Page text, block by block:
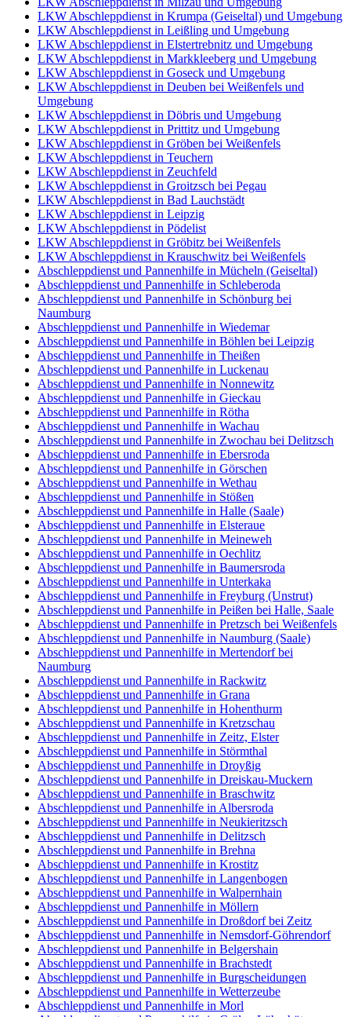
LKW Abschleppdienst in Krumpa (Geiseltal) und Umgebung
LKW Abschleppdienst in Leißling und Umgebung
LKW Abschleppdienst in Elstertrebnitz und Umgebung
LKW Abschleppdienst in Markkleeberg und Umgebung
LKW Abschleppdienst in Goseck und Umgebung
LKW Abschleppdienst in Deuben bei Weißenfels und
Umgebung
LKW Abschleppdienst in Döbris und Umgebung
LKW Abschleppdienst in Prittitz und Umgebung
LKW Abschleppdienst in Gröben bei Weißenfels
LKW Abschleppdienst in Teuchern
LKW Abschleppdienst in Zeuchfeld
LKW Abschleppdienst in Groitzsch bei Pegau
LKW Abschleppdienst in Bad Lauchstädt
LKW Abschleppdienst in Leipzig
LKW Abschleppdienst in Pödelist
LKW Abschleppdienst in Gröbitz bei Weißenfels
LKW Abschleppdienst in Krauschwitz bei Weißenfels
Abschleppdienst und Pannenhilfe in Mücheln (Geiseltal)
Abschleppdienst und Pannenhilfe in Schleberoda
Abschleppdienst und Pannenhilfe in Schönburg bei
Naumburg
Abschleppdienst und Pannenhilfe in Wiedemar
Abschleppdienst und Pannenhilfe in Böhlen bei Leipzig
Abschleppdienst und Pannenhilfe in Theißen
Abschleppdienst und Pannenhilfe in Luckenau
Abschleppdienst und Pannenhilfe in Nonnewitz
Abschleppdienst und Pannenhilfe in Gieckau
Abschleppdienst und Pannenhilfe in Rötha
Abschleppdienst und Pannenhilfe in Wachau
Abschleppdienst und Pannenhilfe in Zwochau bei Delitzsch
Abschleppdienst und Pannenhilfe in Ebersroda
Abschleppdienst und Pannenhilfe in Görschen
Abschleppdienst und Pannenhilfe in Wethau
Abschleppdienst und Pannenhilfe in Stößen
Abschleppdienst und Pannenhilfe in Halle (Saale)
Abschleppdienst und Pannenhilfe in Elsteraue
Abschleppdienst und Pannenhilfe in Meineweh
Abschleppdienst und Pannenhilfe in Oechlitz
Abschleppdienst und Pannenhilfe in Baumersroda
Abschleppdienst und Pannenhilfe in Unterkaka
Abschleppdienst und Pannenhilfe in Freyburg (Unstrut)
Abschleppdienst und Pannenhilfe in Peißen bei Halle, Saale
Abschleppdienst und Pannenhilfe in Pretzsch bei Weißenfels
Abschleppdienst und Pannenhilfe in Naumburg (Saale)
Abschleppdienst und Pannenhilfe in Mertendorf bei
Naumburg
Abschleppdienst und Pannenhilfe in Rackwitz
Abschleppdienst und Pannenhilfe in Grana
Abschleppdienst und Pannenhilfe in Hohenthurm
Abschleppdienst und Pannenhilfe in Kretzschau
Abschleppdienst und Pannenhilfe in Zeitz, Elster
Abschleppdienst und Pannenhilfe in Störmthal
Abschleppdienst und Pannenhilfe in Droyßig
Abschleppdienst und Pannenhilfe in Dreiskau-Muckern
Abschleppdienst und Pannenhilfe in Braschwitz
Abschleppdienst und Pannenhilfe in Albersroda
Abschleppdienst und Pannenhilfe in Neukieritzsch
Abschleppdienst und Pannenhilfe in Delitzsch
Abschleppdienst und Pannenhilfe in Brehna
Abschleppdienst und Pannenhilfe in Krostitz
Abschleppdienst und Pannenhilfe in Langenbogen
Abschleppdienst und Pannenhilfe in Walpernhain
Abschleppdienst und Pannenhilfe in Möllern
Abschleppdienst und Pannenhilfe in Droßdorf bei Zeitz
Abschleppdienst und Pannenhilfe in Nemsdorf-Göhrendorf
Abschleppdienst und Pannenhilfe in Belgershain
Abschleppdienst und Pannenhilfe in Brachstedt
Abschleppdienst und Pannenhilfe in Burgscheidungen
Abschleppdienst und Pannenhilfe in Wetterzeube
Abschleppdienst und Pannenhilfe in Morl